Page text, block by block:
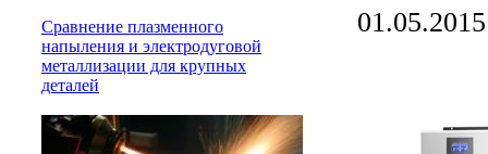
Сравнение плазменного
напыления и электродуговой
металлизации для крупных
деталей
01.05.2015